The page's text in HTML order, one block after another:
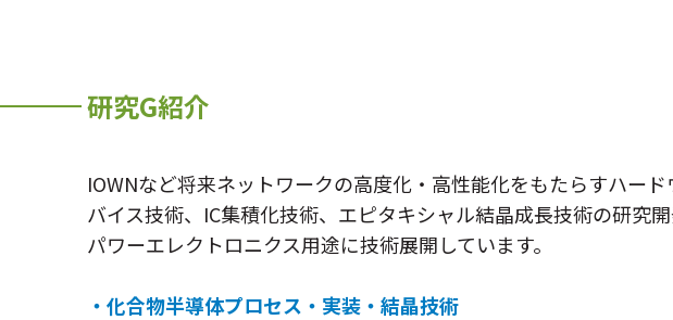
研究G紹介
IOWNなど将来ネットワークの高度化・高性能化をもたらすハー
バイス技術、IC集積化技術、エピタキシャル結晶成長技術の研究
パワーエレクトロニクス用途に技術展開しています。
・化合物半導体プロセス・実装・結晶技術